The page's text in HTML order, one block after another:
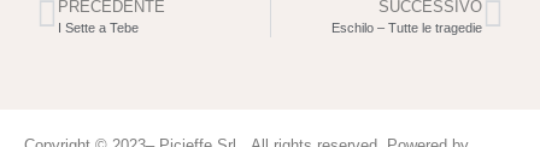
PRECEDENTE
I Sette a Tebe
SUCCESSIVO
Eschilo – Tutte le tragedie